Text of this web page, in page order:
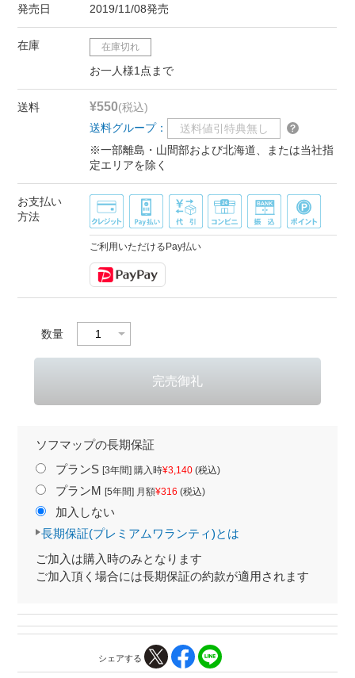
発売日 2019/11/08発売
在庫 在庫切れ
お一人様1点まで
送料 ¥550(税込)
送料グループ：
送料値引特典無し
※一部離島・山間部および北海道、または当社指
定エリアを除く
お支払い
方法
ご利用いただけるPay払い
数量
ソフマップの長期保証
プランS [3年間] 購入時¥3,140(税込)
プランM [5年間] 月額¥316 (税込)
加入しない
長期保証(プレミアムワランティ)とは
ご加入は購入時のみとなります
ご加入頂く場合には長期保証の約款が適用されます
シェアする